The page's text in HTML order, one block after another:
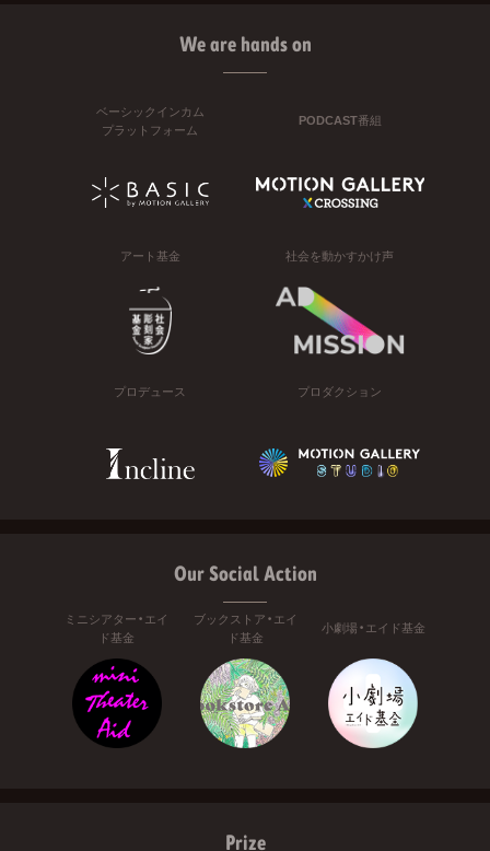
We are hands on
ベーシックインカム
プラットフォーム
PODCAST番組
アート基金 社会を動かすかけ声
プロデュース プロダクション
Our Social Action
ミニシアター・エイ
ド基金
ブックストア・エイ
ド基金
小劇場・エイド基金
Prize